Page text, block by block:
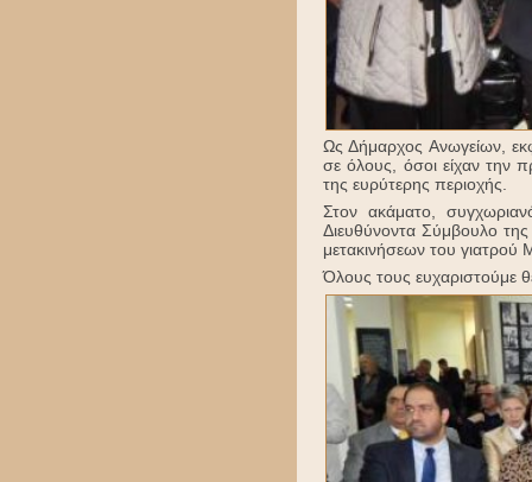
Ως Δήμαρχος Ανωγείων,
σε όλους, όσοι είχαν την
της ευρύτερης περιοχής.
Στον ακάματο,
Διευθύνοντα Σύμβουλο
μετακινήσεων του
Όλους τους ευχαριστούμε